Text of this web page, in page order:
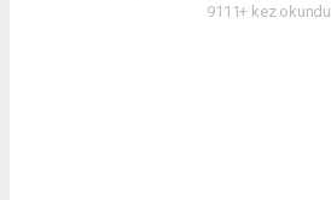
9111+ kez okundu.